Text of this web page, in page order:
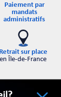
Paiement par
mandats
administratifs
Retrait sur place
en Île-de-France